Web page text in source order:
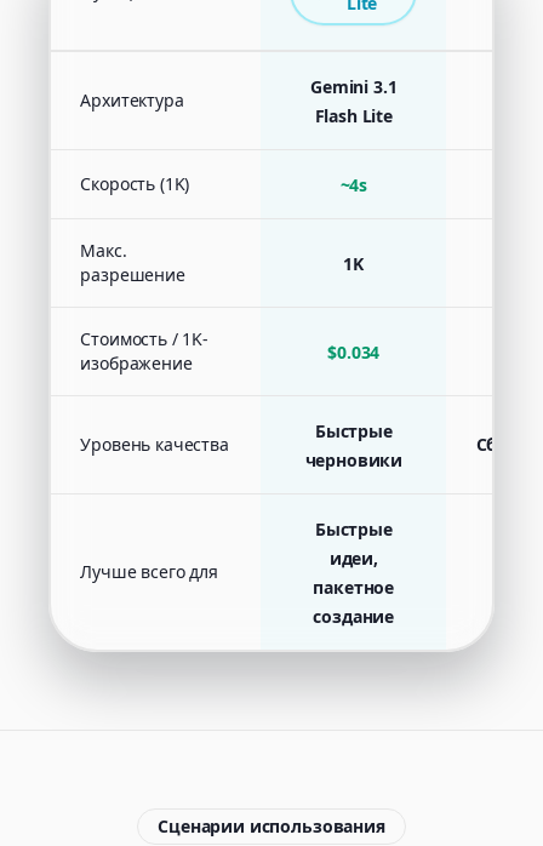
Архитектура
Gemini 3.1
Flash Lite
Скорость (1K) ~4s
Макс.
разрешение
1K
Стоимость / 1K-
изображение
$0.034
Уровень качества
Быстрые
черновики
Лучше всего для
Быстрые
идеи,
пакетное
создание
Сценарии использования